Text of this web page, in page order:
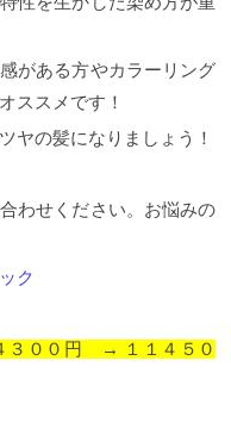
がある方やカラーリング
ススメです！
ヤの髪になりましょう！
わせください。お悩みの
ク
３００円 → １１４５０